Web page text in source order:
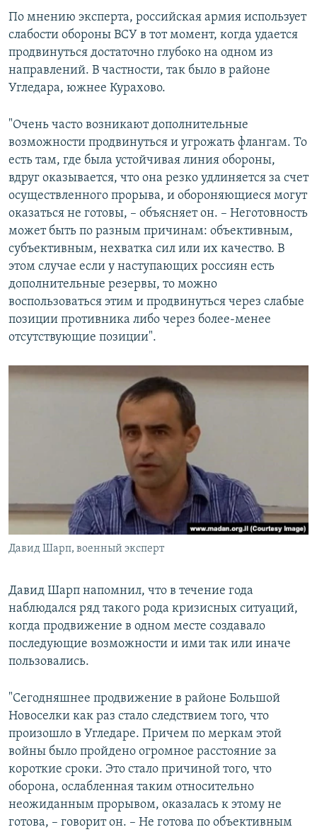
По мнению эксперта, российская армия использует
слабости обороны ВСУ в тот момент, когда удается
продвинуться достаточно глубоко на одном из
направлений. В частности, так было в районе
Угледара, южнее Курахово.
"Очень часто возникают дополнительные
возможности продвинуться и угрожать флангам. То
есть там, где была устойчивая линия обороны,
вдруг оказывается, что она резко удлиняется за счет
осуществленного прорыва, и обороняющиеся могут
оказаться не готовы, – объясняет он. – Неготовность
может быть по разным причинам: объективным,
субъективным, нехватка сил или их качество. В
этом случае если у наступающих россиян есть
дополнительные резервы, то можно
воспользоваться этим и продвинуться через слабые
позиции противника либо через более-менее
отсутствующие позиции".
Давид Шарп, военный эксперт
Давид Шарп напомнил, что в течение года
наблюдался ряд такого рода кризисных ситуаций,
когда продвижение в одном месте создавало
последующие возможности и ими так или иначе
пользовались.
"Сегодняшнее продвижение в районе Большой
Новоселки как раз стало следствием того, что
произошло в Угледаре. Причем по меркам этой
войны было пройдено огромное расстояние за
короткие сроки. Это стало причиной того, что
оборона, ослабленная таким относительно
неожиданным прорывом, оказалась к этому не
готова, – говорит он. – Не готова по объективным